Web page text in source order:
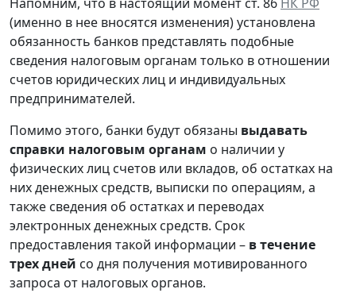
Напомним, что в настоящий момент ст. 86 НК РФ
(именно в нее вносятся изменения) установлена
обязанность банков представлять подобные
сведения налоговым органам только в отношении
счетов юридических лиц и индивидуальных
предпринимателей.
Помимо этого, банки будут обязаны выдавать
справки налоговым органам о наличии у
физических лиц счетов или вкладов, об остатках на
них денежных средств, выписки по операциям, а
также сведения об остатках и переводах
электронных денежных средств. Срок
предоставления такой информации – в течение
трех дней со дня получения мотивированного
запроса от налоговых органов.